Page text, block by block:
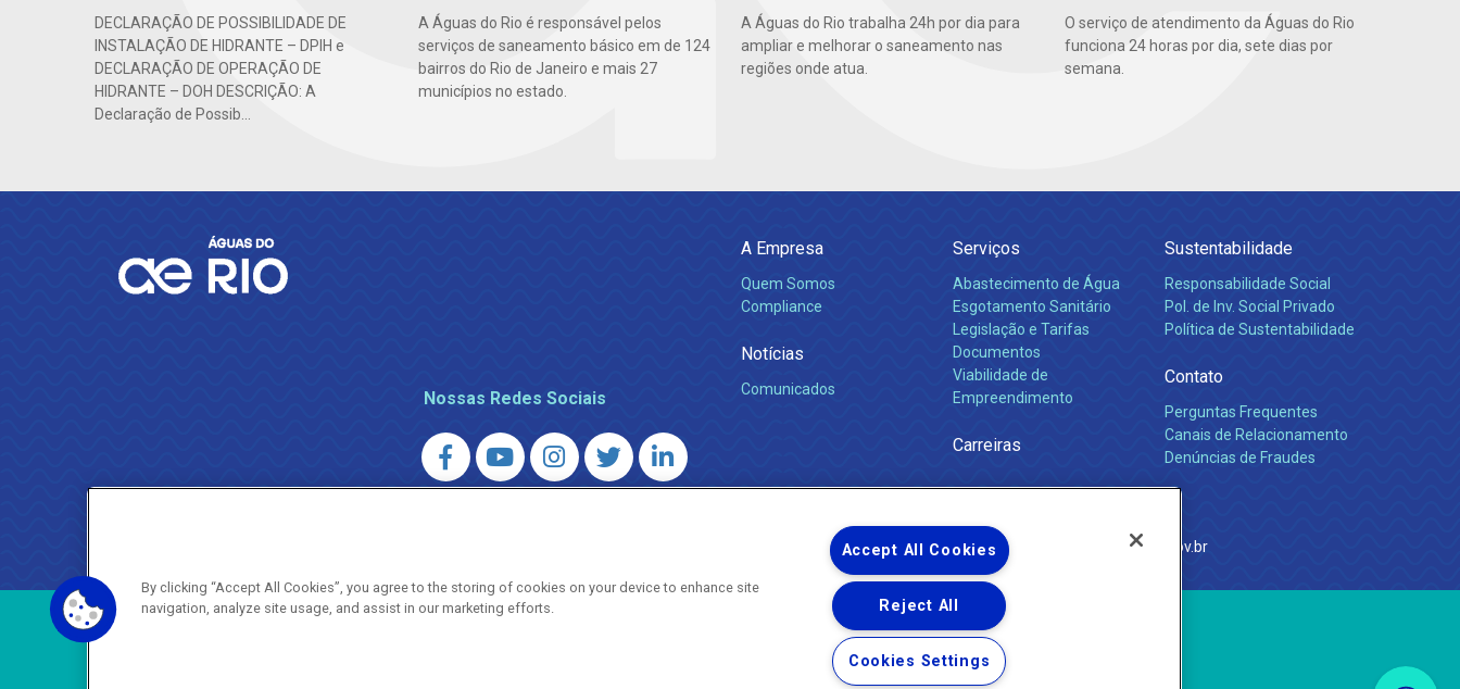
DECLARAÇÃO DE POSSIBILIDADE DE
INSTALAÇÃO DE HIDRANTE – DPIH e
DECLARAÇÃO DE OPERAÇÃO DE
HIDRANTE – DOH DESCRIÇÃO: A
Declaração de Possib...
A Águas do Rio é responsável pelos
serviços de saneamento básico em de 124
bairros do Rio de Janeiro e mais 27
municípios no estado.
A Águas do Rio trabalha 24h por dia para
ampliar e melhorar o saneamento nas
regiões onde atua.
O serviço de atendimento da Águas do Rio
funciona 24 horas por dia, sete dias por
semana.
Nossas Redes Sociais
A Empresa
Quem Somos
Compliance
Notícias
Comunicados
Serviços
Abastecimento de Água
Esgotamento Sanitário
Legislação e Tarifas
Documentos
Viabilidade de
Empreendimento
Carreiras
Sustentabilidade
Responsabilidade Social
Pol. de Inv. Social Privado
Política de Sustentabilidade
Contato
Perguntas Frequentes
Canais de Relacionamento
Denúncias de Fraudes
AGENERSA – Agência Reguladora de Energia e Saneamento do Estado do Rio de Janeiro
ouvidoria.agenersa@gmail.com http://www.agenersa.rj.gov.br
Copyright ® 2026 - Todos os Direitos Reservados.
By clicking “Accept All Cookies”, you agree to the storing of cookies on your device to enhance site
navigation, analyze site usage, and assist in our marketing efforts.
Accept All Cookies
Reject All
Cookies Settings